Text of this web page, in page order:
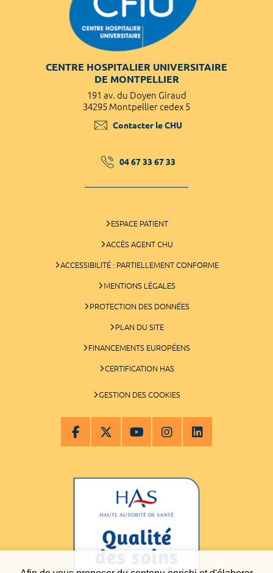
CENTRE HOSPITALIER UNIVERSITAIRE
DE MONTPELLIER
191 av. du Doyen Giraud
34295 Montpellier cedex 5
Contacter le CHU
04 67 33 67 33
ESPACE PATIENT
ACCÈS AGENT CHU
ACCESSIBILITÉ : PARTIELLEMENT CONFORME
MENTIONS LÉGALES
PROTECTION DES DONNÉES
PLAN DU SITE
FINANCEMENTS EUROPÉENS
CERTIFICATION HAS
GESTION DES COOKIES